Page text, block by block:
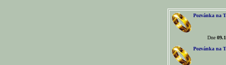
Pozvánka na
Dne
Pozvánka na